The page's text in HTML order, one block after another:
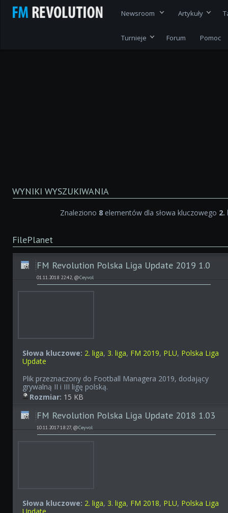
Newsroom Artykuły
Turnieje Forum Pomoc
WYNIKI WYSZUKIWANIA
Znaleziono 8 elementów dla słowa kluczowego 2.
FilePlanet
FM Revolution Polska Liga Update 2019 1.0
01.11.2018 22:42, @Ceyvol
Słowa kluczowe: 2. liga, 3. liga, FM 2019, PLU, Polska Liga
Update
Plik przeznaczony do Football Managera 2019, dodający
grywalną II i III ligę polską.
Rozmiar: 15 KB
FM Revolution Polska Liga Update 2018 1.03
10.11.2017 18:27, @Ceyvol
Słowa kluczowe: 2. liga, 3. liga, FM 2018, PLU, Polska Liga